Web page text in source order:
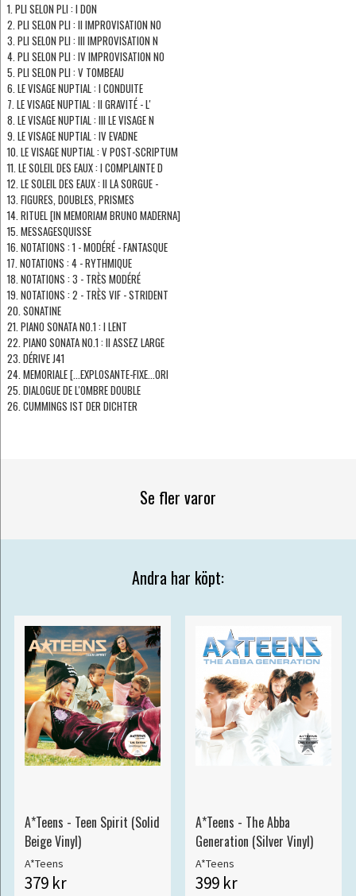
1. PLI SELON PLI : I DON
2. PLI SELON PLI : II IMPROVISATION NO
3. PLI SELON PLI : III IMPROVISATION N
4. PLI SELON PLI : IV IMPROVISATION NO
5. PLI SELON PLI : V TOMBEAU
6. LE VISAGE NUPTIAL : I CONDUITE
7. LE VISAGE NUPTIAL : II GRAVITÉ - L'
8. LE VISAGE NUPTIAL : III LE VISAGE N
9. LE VISAGE NUPTIAL : IV EVADNE
10. LE VISAGE NUPTIAL : V POST-SCRIPTUM
11. LE SOLEIL DES EAUX : I COMPLAINTE D
12. LE SOLEIL DES EAUX : II LA SORGUE -
13. FIGURES, DOUBLES, PRISMES
14. RITUEL [IN MEMORIAM BRUNO MADERNA]
15. MESSAGESQUISSE
16. NOTATIONS : 1 - MODÉRÉ - FANTASQUE
17. NOTATIONS : 4 - RYTHMIQUE
18. NOTATIONS : 3 - TRÈS MODÉRÉ
19. NOTATIONS : 2 - TRÈS VIF - STRIDENT
20. SONATINE
21. PIANO SONATA NO.1 : I LENT
22. PIANO SONATA NO.1 : II ASSEZ LARGE
23. DÉRIVE J41
24. MEMORIALE [...EXPLOSANTE-FIXE...ORI
25. DIALOGUE DE L'OMBRE DOUBLE
26. CUMMINGS IST DER DICHTER
Se fler varor
Andra har köpt:
A*Teens - Teen Spirit (Solid
Beige Vinyl)
A*Teens
379 kr
A*Teens - The Abba
Generation (Silver Vinyl)
A*Teens
399 kr